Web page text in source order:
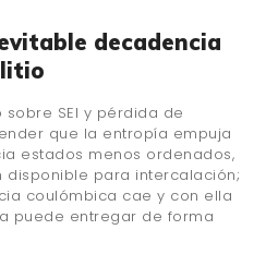
decadencia
litio
SEI y pérdida de
que la entropía empuja
estados menos ordenados,
para intercalación;
coulómbica cae y con ella
puede entregar de forma